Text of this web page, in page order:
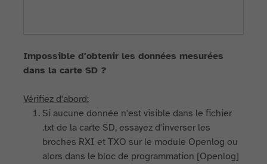
Impossible d'obtenir les données mesurées
dans la carte SD ?
Vérifiez d'abord:
Si aucune donnée n'est visible dans le fichier
.txt de la carte SD, essayez d'inverser les
broches RXI et TXO sur le module Openlog ou
alors dans le bloc de programmation [Openlog]